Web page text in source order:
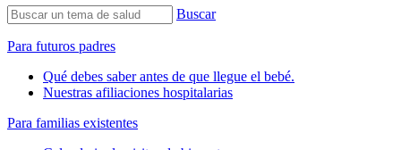
Buscar
Para futuros padres
Qué debes saber antes de que llegue el bebé.
Nuestras afiliaciones hospitalarias
Para familias existentes